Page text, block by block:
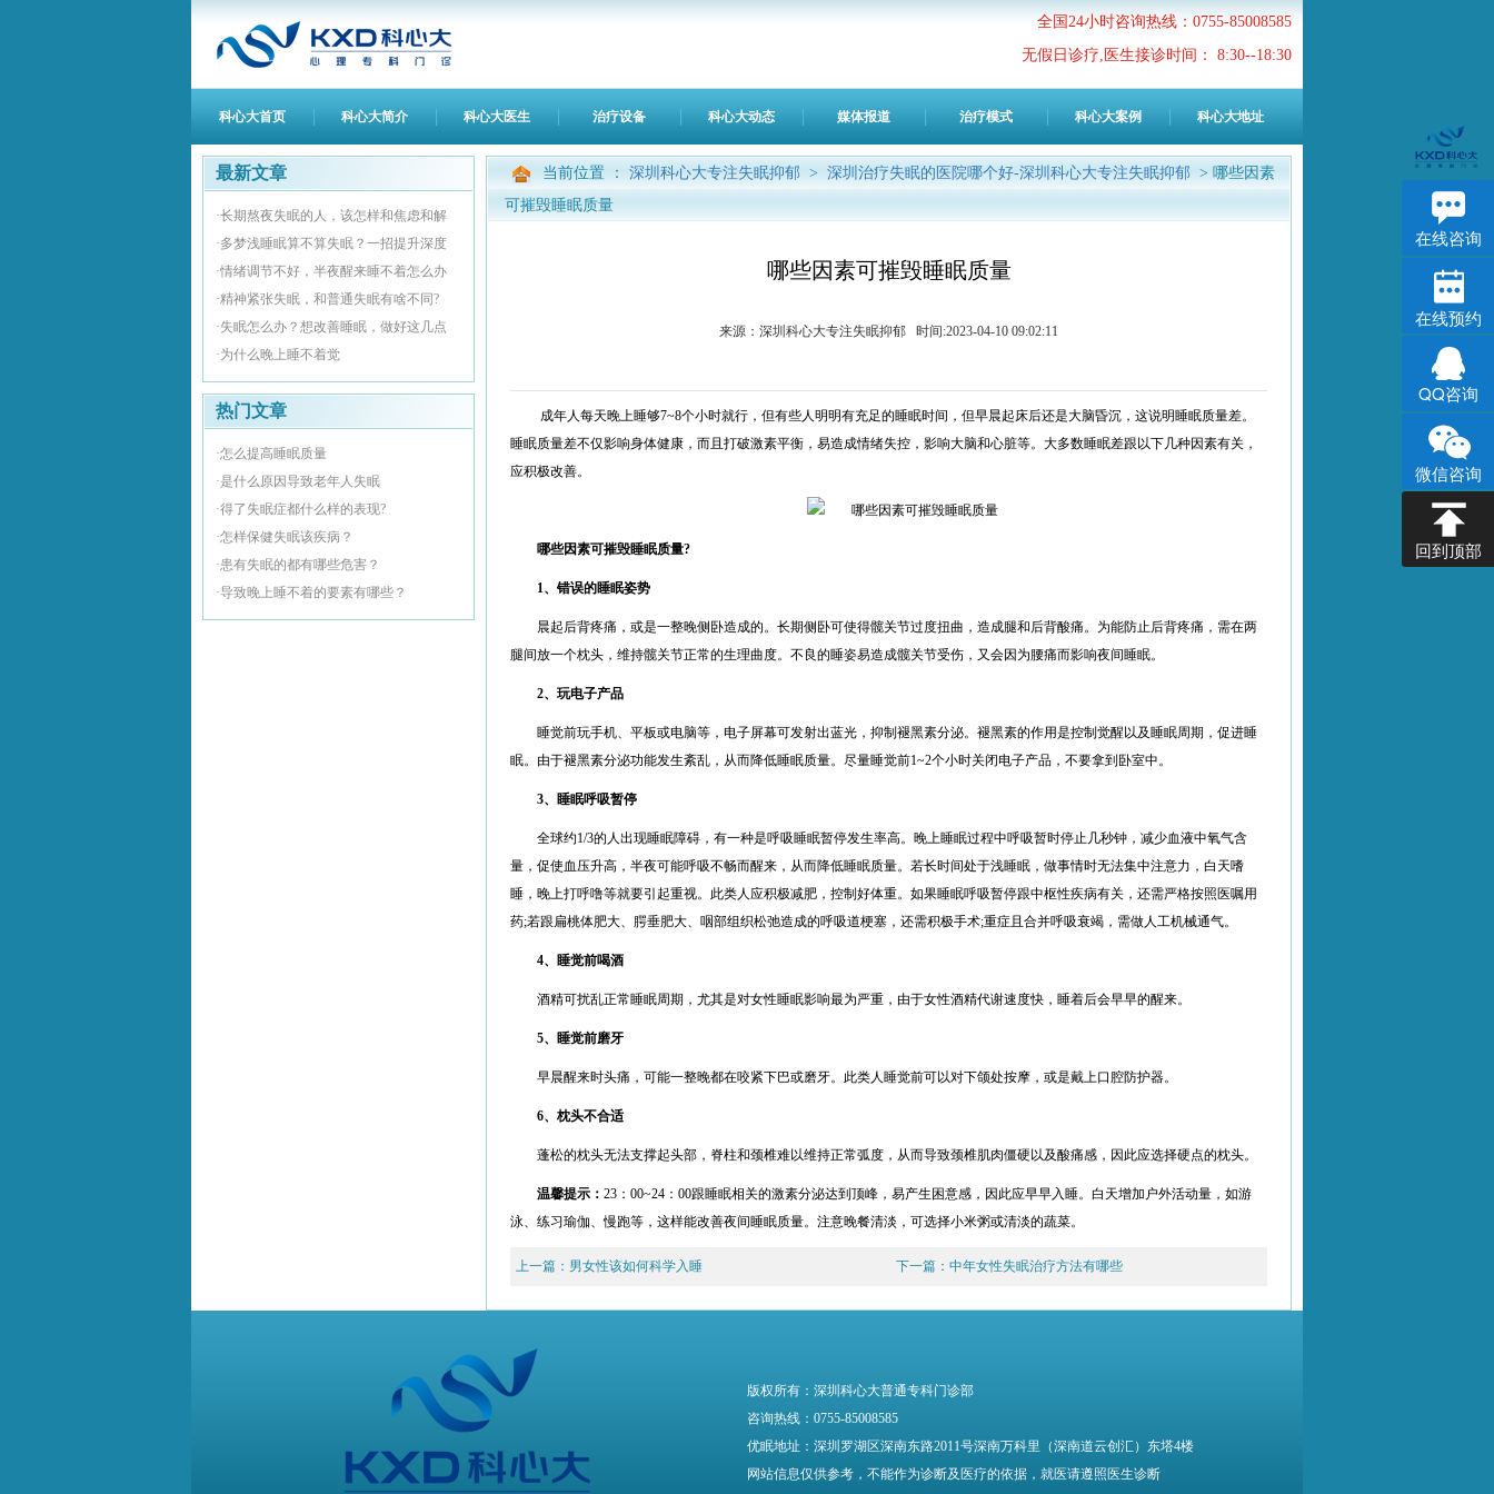
全国24小时咨询热线：0755-85008585
无假日诊疗,医生接诊时间： 8:30--18:30
科心大首页 科心大简介 科心大医生 治疗设备 科心大动态 媒体报道 治疗模式 科心大案例 科心大地址
最新文章
·长期熬夜失眠的人，该怎样和焦虑和解
·多梦浅睡眠算不算失眠？一招提升深度
·情绪调节不好，半夜醒来睡不着怎么办
·精神紧张失眠，和普通失眠有啥不同?
·失眠怎么办？想改善睡眠，做好这几点
·为什么晚上睡不着觉
热门文章
·怎么提高睡眠质量
·是什么原因导致老年人失眠
·得了失眠症都什么样的表现?
·怎样保健失眠该疾病？
·患有失眠的都有哪些危害？
·导致晚上睡不着的要素有哪些？
当前位置 ： 深圳科心大专注失眠抑郁 > 深圳治疗失眠的医院哪个好-深圳科心大专注失眠抑郁 > 哪些因素
可摧毁睡眠质量
哪些因素可摧毁睡眠质量
来源：深圳科心大专注失眠抑郁 时间:2023-04-10 09:02:11
成年人每天晚上睡够7~8个小时就行，但有些人明明有充足的睡眠时间，但早晨起床后还是大脑昏沉，这说明睡眠质量差。
睡眠质量差不仅影响身体健康，而且打破激素平衡，易造成情绪失控，影响大脑和心脏等。大多数睡眠差跟以下几种因素有关，
应积极改善。
哪些因素可摧毁睡眠质量?
1、错误的睡眠姿势
晨起后背疼痛，或是一整晚侧卧造成的。长期侧卧可使得髋关节过度扭曲，造成腿和后背酸痛。为能防止后背疼痛，需在两
腿间放一个枕头，维持髋关节正常的生理曲度。不良的睡姿易造成髋关节受伤，又会因为腰痛而影响夜间睡眠。
2、玩电子产品
睡觉前玩手机、平板或电脑等，电子屏幕可发射出蓝光，抑制褪黑素分泌。褪黑素的作用是控制觉醒以及睡眠周期，促进睡
眠。由于褪黑素分泌功能发生紊乱，从而降低睡眠质量。尽量睡觉前1~2个小时关闭电子产品，不要拿到卧室中。
3、睡眠呼吸暂停
全球约1/3的人出现睡眠障碍，有一种是呼吸睡眠暂停发生率高。晚上睡眠过程中呼吸暂时停止几秒钟，减少血液中氧气含
量，促使血压升高，半夜可能呼吸不畅而醒来，从而降低睡眠质量。若长时间处于浅睡眠，做事情时无法集中注意力，白天嗜
睡，晚上打呼噜等就要引起重视。此类人应积极减肥，控制好体重。如果睡眠呼吸暂停跟中枢性疾病有关，还需严格按照医嘱用
药;若跟扁桃体肥大、腭垂肥大、咽部组织松弛造成的呼吸道梗塞，还需积极手术;重症且合并呼吸衰竭，需做人工机械通气。
4、睡觉前喝酒
酒精可扰乱正常睡眠周期，尤其是对女性睡眠影响最为严重，由于女性酒精代谢速度快，睡着后会早早的醒来。
5、睡觉前磨牙
早晨醒来时头痛，可能一整晚都在咬紧下巴或磨牙。此类人睡觉前可以对下颌处按摩，或是戴上口腔防护器。
6、枕头不合适
蓬松的枕头无法支撑起头部，脊柱和颈椎难以维持正常弧度，从而导致颈椎肌肉僵硬以及酸痛感，因此应选择硬点的枕头。
温馨提示： 23：00~24：00跟睡眠相关的激素分泌达到顶峰，易产生困意感，因此应早早入睡。白天增加户外活动量，如游
泳、练习瑜伽、慢跑等，这样能改善夜间睡眠质量。注意晚餐清淡，可选择小米粥或清淡的蔬菜。
上一篇： 男女性该如何科学入睡 下一篇：中年女性失眠治疗方法有哪些
版权所有：深圳科心大普通专科门诊部
咨询热线：0755-85008585
优眠地址：深圳罗湖区深南东路2011号深南万科里（深南道云创汇）东塔4楼
网站信息仅供参考，不能作为诊断及医疗的依据，就医请遵照医生诊断
在线咨询
在线预约
QQ咨询
微信咨询
回到顶部